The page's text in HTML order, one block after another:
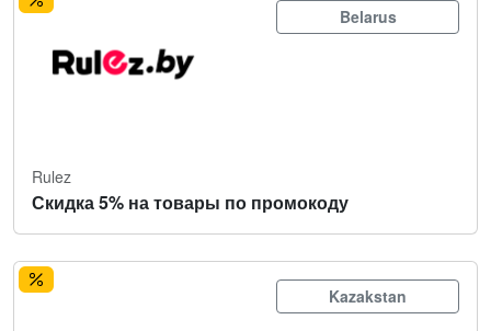
Belarus
Rulez
Скидка 5% на товары по промокоду
Kazakstan